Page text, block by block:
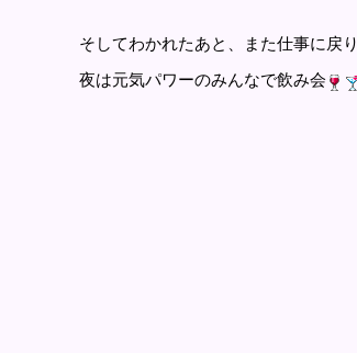
そしてわかれたあと、また仕事に戻り
夜は元気パワーのみんなで飲み会